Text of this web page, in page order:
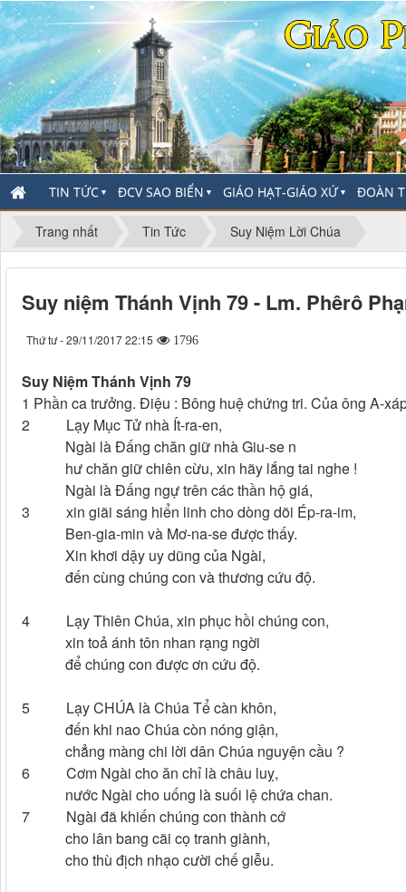
TIN TỨC ▼ ĐCV SAO BIỂN ▼ GIÁO HẠT-GIÁO XỨ▼ ĐOÀN
Trang nhất Tin Tức Suy Niệm Lời Chúa
Suy niệm Thánh Vịnh 79 - Lm. Phêrô
Thứ tư - 29/11/2017 22:15 1796
Suy Niệm Thánh Vịnh 79
1 Phần ca trưởng. Điệu : Bông huệ chứng tri. Của ông A-
2 Lạy Mục Tử nhà Ít-ra-en,
Ngài là Đấng chăn giữ nhà Giu-se n
hư chăn giữ chiên cừu, xin hãy lắng tai nghe !
Ngài là Đấng ngự trên các thần hộ giá,
3 xin giãi sáng hiển linh cho dòng dõi Ép-ra-im,
Ben-gia-min và Mơ-na-se được thấy.
Xin khơi dậy uy dũng của Ngài,
đến cùng chúng con và thương cứu độ.
4 Lạy Thiên Chúa, xin phục hồi chúng con,
xin toả ánh tôn nhan rạng ngời
để chúng con được ơn cứu độ.
5 Lạy CHÚA là Chúa Tể càn khôn,
đến khi nao Chúa còn nóng giận,
chẳng màng chi lời dân Chúa nguyện cầu ?
6 Cơm Ngài cho ăn chỉ là châu luỵ,
nước Ngài cho uống là suối lệ chứa chan.
7 Ngài đã khiến chúng con thành cớ
cho lân bang cãi cọ tranh giành,
cho thù địch nhạo cười chế giễu.